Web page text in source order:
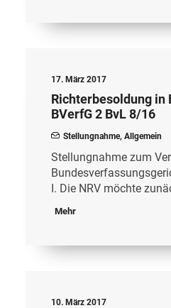
17. März 2017
Richterbesoldung in
BVerfG 2 BvL 8/16
Stellungnahme, Allgemein
Stellungnahme zum
I. Die NRV möchte
Mehr
10. März 2017